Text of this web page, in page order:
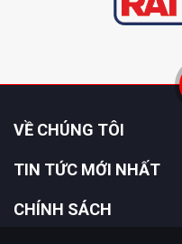
VỀ CHÚNG TÔI
TIN TỨC MỚI NHẤT
CHÍNH SÁCH